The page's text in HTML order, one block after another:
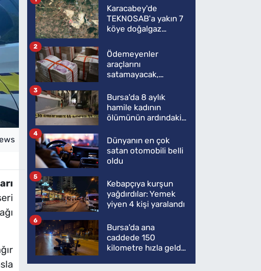
Karacabey'de
TEKNOSAB'a yakın 7
köye doğalgaz
Ödemeyenler
araçlarını
satamayacak,
2
Bursa'da 8 aylık
hamile kadının
ölümünün ardındaki
3
Dünyanın en çok
satan otomobili belli
oldu
4
Kebapçıya kurşun
yağdırdılar: Yemek
yiyen 4 kişi yaralandı
5
Bursa'da ana
caddede 150
kilometre hızla geldi,
6